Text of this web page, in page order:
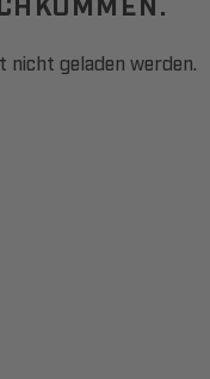
geladen werden.